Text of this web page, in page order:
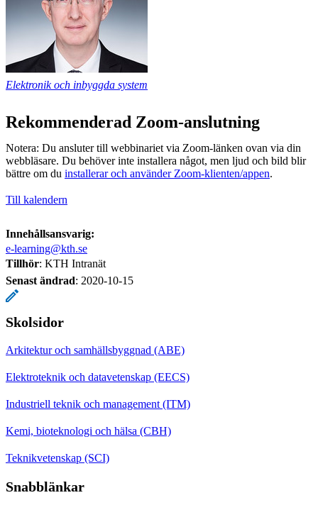
Elektronik och inbyggda system
Rekommenderad Zoom-anslutning
Notera: Du ansluter till webbinariet via Zoom-länken ovan via din
webbläsare. Du behöver inte installera något, men ljud och bild blir
bättre om du installerar och använder Zoom-klienten/appen.
Till kalendern
Innehållsansvarig:
e-learning@kth.se
Tillhör: KTH Intranät
Senast ändrad: 2020-10-15
Skolsidor
Arkitektur och samhällsbyggnad (ABE)
Elektroteknik och datavetenskap (EECS)
Industriell teknik och management (ITM)
Kemi, bioteknologi och hälsa (CBH)
Teknikvetenskap (SCI)
Snabblänkar